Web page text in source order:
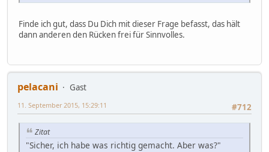
Finde ich gut, dass Du Dich mit dieser Frage befasst, das hält
dann anderen den Rücken frei für Sinnvolles.
pelacani
Gast
#712
11. September 2015, 15:29:11
Zitat
"Sicher, ich habe was richtig gemacht. Aber was?"